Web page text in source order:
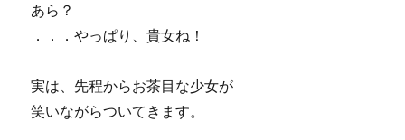
あら？
．．．やっぱり、貴女ね！
実は、先程からお茶目な少女が
笑いながらついてきます。